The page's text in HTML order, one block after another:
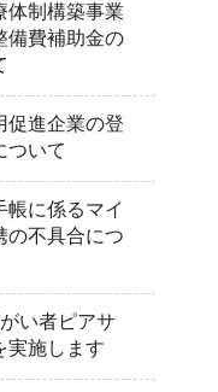
体制構築事業
備費補助金の
促進企業の登
ついて
帳に係るマイ
の不具合につ
い者ピアサ
実施します